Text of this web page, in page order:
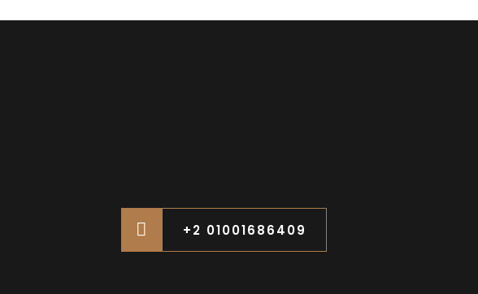
+2 01001686409